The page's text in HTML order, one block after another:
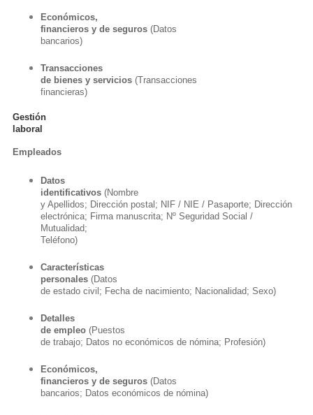
Económicos,
financieros y de seguros (Datos
bancarios)
Transacciones
de bienes y servicios (Transacciones
financieras)
Gestión
laboral
Empleados
Datos
identificativos (Nombre
y Apellidos; Dirección postal; NIF / NIE / Pasaporte; Dirección
electrónica; Firma manuscrita; Nº Seguridad Social /
Mutualidad;
Teléfono)
Características
personales (Datos
de estado civil; Fecha de nacimiento; Nacionalidad; Sexo)
Detalles
de empleo (Puestos
de trabajo; Datos no económicos de nómina; Profesión)
Económicos,
financieros y de seguros (Datos
bancarios; Datos económicos de nómina)